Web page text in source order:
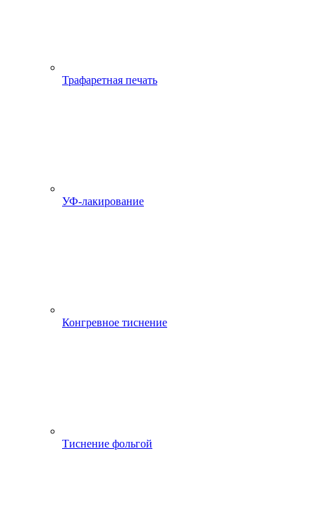
Трафаретная печать
УФ-лакирование
Конгревное тиснение
Тиснение фольгой